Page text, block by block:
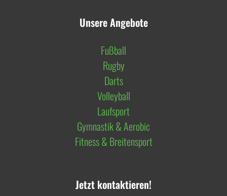
Unsere Angebote
Fußball
Rugby
Darts
Volleyball
Laufsport
Gymnastik & Aerobic
Fitness & Breitensport
Jetzt kontaktieren!